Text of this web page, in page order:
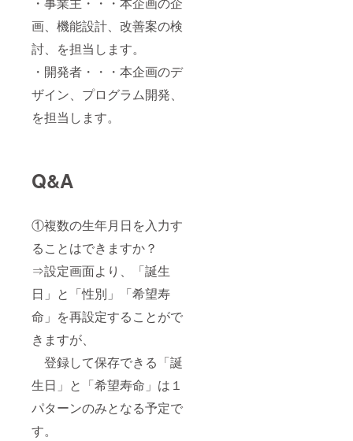
画、機能設計、改善案の検
討、を担当します。
・開発者・・・本企画のデ
ザイン、プログラム開発、
を担当します。
Q&A
①複数の生年月日を入力す
ることはできますか？
⇒設定画面より、「誕生
日」と「性別」「希望寿
命」を再設定することがで
きますが、
登録して保存できる「誕
生日」と「希望寿命」は１
パターンのみとなる予定で
す。